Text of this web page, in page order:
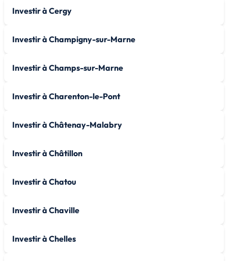
Investir à Cergy
Investir à Champigny-sur-Marne
Investir à Champs-sur-Marne
Investir à Charenton-le-Pont
Investir à Châtenay-Malabry
Investir à Châtillon
Investir à Chatou
Investir à Chaville
Investir à Chelles